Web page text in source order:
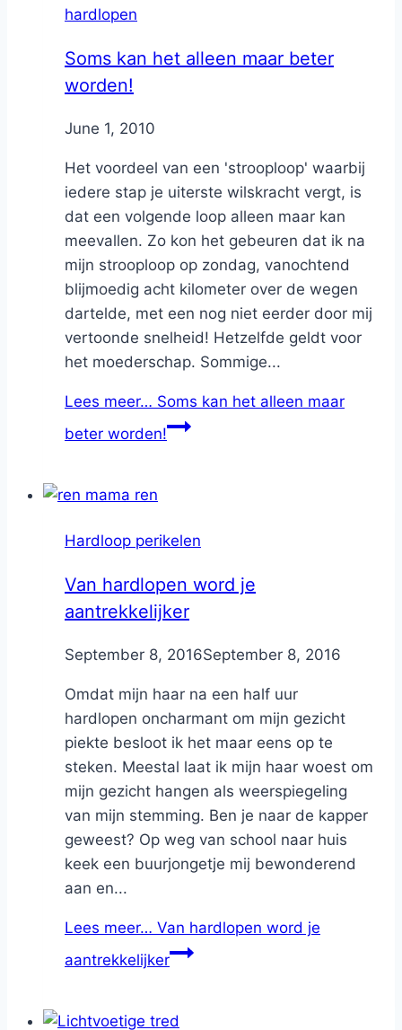
hardlopen
Soms kan het alleen maar beter
worden!
ByNicole
June 1, 2010
Het voordeel van een 'strooploop' waarbij
iedere stap je uiterste wilskracht vergt, is
dat een volgende loop alleen maar kan
meevallen. Zo kon het gebeuren dat ik na
mijn strooploop op zondag, vanochtend
blijmoedig acht kilometer over de wegen
dartelde, met een nog niet eerder door mij
vertoonde snelheid! Hetzelfde geldt voor
het moederschap. Sommige...
Lees meer… Soms kan het alleen maar
beter worden!
Hardloop perikelen
Van hardlopen word je
aantrekkelijker
ByNicole
September 8, 2016September 8, 2016
Omdat mijn haar na een half uur
hardlopen oncharmant om mijn gezicht
piekte besloot ik het maar eens op te
steken. Meestal laat ik mijn haar woest om
mijn gezicht hangen als weerspiegeling
van mijn stemming. Ben je naar de kapper
geweest? Op weg van school naar huis
keek een buurjongetje mij bewonderend
aan en...
Lees meer… Van hardlopen word je
aantrekkelijker